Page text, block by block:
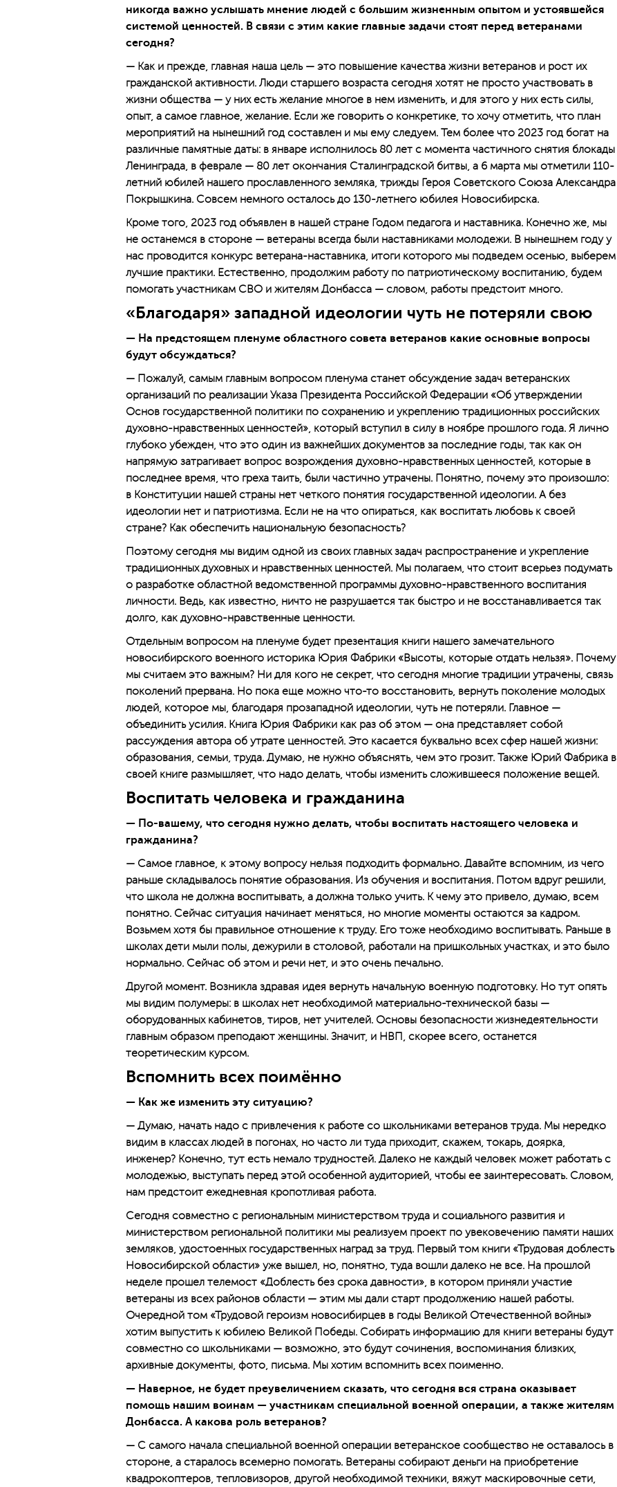
никогда важно услышать мнение людей с большим жизненным опытом и устоявшейся
системой ценностей. В связи с этим какие главные задачи стоят перед ветеранами
сегодня?
— Как и прежде, главная наша цель — это повышение качества жизни ветеранов и рост их
гражданской активности. Люди старшего возраста сегодня хотят не просто участвовать в
жизни общества — у них есть желание многое в нем изменить, и для этого у них есть силы,
опыт, а самое главное, желание. Если же говорить о конкретике, то хочу отметить, что план
мероприятий на нынешний год составлен и мы ему следуем. Тем более что 2023 год богат на
различные памятные даты: в январе исполнилось 80 лет с момента частичного снятия блокады
Ленинграда, в феврале — 80 лет окончания Сталинградской битвы, а 6 марта мы отметили 110-
летний юбилей нашего прославленного земляка, трижды Героя Советского Союза Александра
Покрышкина. Совсем немного осталось до 130-летнего юбилея Новосибирска.
Кроме того, 2023 год объявлен в нашей стране Годом педагога и наставника. Конечно же, мы
не останемся в стороне — ветераны всегда были наставниками молодежи. В нынешнем году у
нас проводится конкурс ветерана-наставника, итоги которого мы подведем осенью, выберем
лучшие практики. Естественно, продолжим работу по патриотическому воспитанию, будем
помогать участникам СВО и жителям Донбасса — словом, работы предстоит много.
«Благодаря» западной идеологии чуть не потеряли свою
— На предстоящем пленуме областного совета ветеранов какие основные вопросы
будут обсуждаться?
— Пожалуй, самым главным вопросом пленума станет обсуждение задач ветеранских
организаций по реализации Указа Президента Российской Федерации «Об утверждении
Основ государственной политики по сохранению и укреп­лению традиционных российских
духовно-нравственных ценностей», который вступил в силу в ноябре прошлого года. Я лично
глубоко убежден, что это один из важнейших документов за последние годы, так как он
напрямую затрагивает вопрос возрождения духовно-нравственных ценностей, которые в
последнее время, что греха таить, были частично утрачены. Понятно, почему это произошло:
в Конституции нашей страны нет четкого понятия государственной идеологии. А без
идеологии нет и патриотизма. Если не на что опираться, как воспитать любовь к своей
стране? Как обес­печить национальную безопасность?
Поэтому сегодня мы видим одной из своих главных задач распространение и укрепление
традиционных духовных и нравственных ценностей. Мы полагаем, что стоит всерьез подумать
о разработке областной ведомственной программы духовно-нравственного воспитания
личности. Ведь, как известно, ничто не разрушается так быстро и не восстанавливается так
долго, как духовно-нравственные ценности.
Отдельным вопросом на пленуме будет презентация книги нашего замечательного
новосибирского военного историка Юрия Фабрики «Высоты, которые отдать нельзя». Почему
мы считаем это важным? Ни для кого не секрет, что сегодня многие традиции утрачены, связь
поколений прервана. Но пока еще можно что-то восстановить, вернуть поколение молодых
людей, которое мы, благодаря прозападной идеологии, чуть не потеряли. Главное —
объединить усилия. Книга Юрия Фабрики как раз об этом — она представляет собой
рассуждения автора об утрате ценностей. Это касается буквально всех сфер нашей жизни:
образования, семьи, труда. Думаю, не нужно объяснять, чем это грозит. Также Юрий Фабрика в
своей книге размышляет, что надо делать, чтобы изменить сложившееся положение вещей.
Воспитать человека и гражданина
— По-вашему, что сегодня нужно делать, чтобы воспитать настоящего человека и
гражданина?
— Самое главное, к этому вопросу нельзя подходить формально. Давайте вспомним, из чего
раньше складывалось понятие образования. Из обучения и воспитания. Потом вдруг решили,
что школа не должна воспитывать, а должна только учить. К чему это привело, думаю, всем
понятно. Сейчас ситуация начинает меняться, но многие моменты остаются за кадром.
Возьмем хотя бы правильное отношение к труду. Его тоже необходимо воспитывать. Раньше в
школах дети мыли полы, дежурили в столовой, работали на пришкольных участках, и это было
нормально. Сейчас об этом и речи нет, и это очень печально.
Другой момент. Возникла здравая идея вернуть начальную военную подготовку. Но тут опять
мы видим полумеры: в школах нет необходимой материально-технической базы —
оборудованных кабинетов, тиров, нет учителей. Основы безопасности жизнедеятельности
главным образом преподают женщины. Значит, и НВП, скорее всего, останется
теоретическим курсом.
Вспомнить всех поимённо
— Как же изменить эту ситуацию?
— Думаю, начать надо с привлечения к работе со школьниками ветеранов труда. Мы нередко
видим в классах людей в погонах, но часто ли туда приходит, скажем, токарь, доярка,
инженер? Конечно, тут есть немало трудностей. Далеко не каждый человек может работать с
молодежью, выступать перед этой особенной аудиторией, чтобы ее заинтересовать. Словом,
нам предстоит ежедневная кропотливая работа.
Сегодня совместно с региональным министерством труда и социального развития и
министерством региональной политики мы реализуем проект по увековечению памяти наших
земляков, удостоенных государственных наград за труд. Первый том книги «Трудовая доблесть
Новосибирской области» уже вышел, но, понятно, туда вошли далеко не все. На прошлой
неделе прошел телемост «Доблесть без срока давности», в котором приняли участие
ветераны из всех районов области — этим мы дали старт продолжению нашей работы.
Очередной том «Трудовой героизм новосибирцев в годы Великой Отечественной войны»
хотим выпустить к юбилею Великой Победы. Собирать информацию для книги ветераны будут
совместно со школьниками — возможно, это будут сочинения, воспоминания близких,
архивные документы, фото, письма. Мы хотим вспомнить всех поименно.
— Наверное, не будет преувеличением сказать, что сегодня вся страна оказывает
помощь нашим воинам — участникам специальной военной операции, а также жителям
Донбасса. А какова роль ветеранов?
— С самого начала специальной военной операции ветеранское сообщество не оставалось в
стороне, а старалось всемерно помогать. Ветераны собирают деньги на приобретение
квадрокоптеров, тепловизоров, другой необходимой техники, вяжут маскировочные сети,